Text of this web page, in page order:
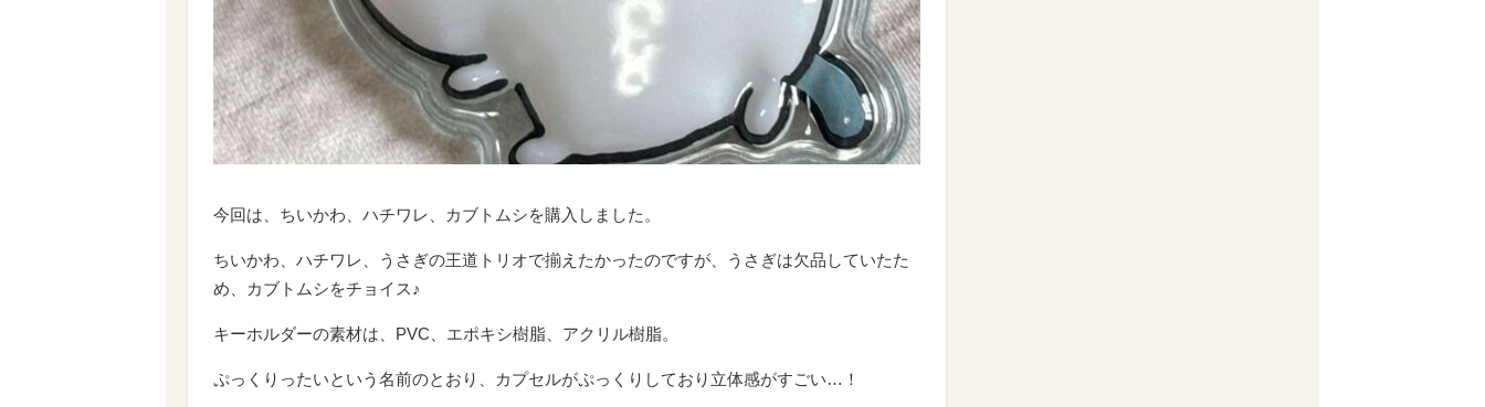
今回は、ちいかわ、ハチワレ、カブトムシを購入しました。
ちいかわ、ハチワレ、うさぎの王道トリオで揃えたかったのですが、うさぎは欠品していたた
め、カブトムシをチョイス♪
キーホルダーの素材は、PVC、エポキシ樹脂、アクリル樹脂。
ぷっくりったいという名前のとおり、カプセルがぷっくりしており立体感がすごい…！